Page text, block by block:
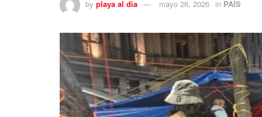
by playa al dia mayo 26, 2026 in PAÍS